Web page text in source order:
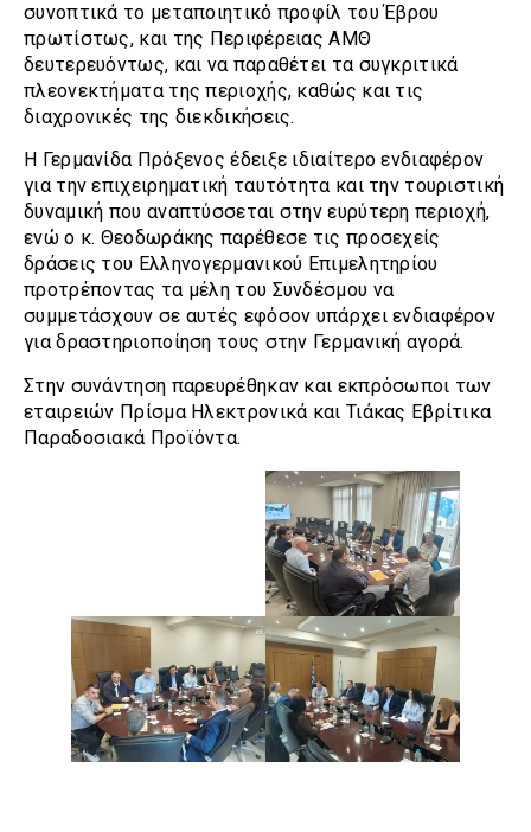
συνοπτικά το μεταποιητικό προφίλ του Έβρου
πρωτίστως, και της Περιφέρειας ΑΜΘ
δευτερευόντως, και να παραθέτει τα συγκριτικά
πλεονεκτήματα της περιοχής, καθώς και τις
διαχρονικές της διεκδικήσεις.
Η Γερμανίδα Πρόξενος έδειξε ιδιαίτερο ενδιαφέρον
για την επιχειρηματική ταυτότητα και την τουριστική
δυναμική που αναπτύσσεται στην ευρύτερη περιοχή,
ενώ ο κ. Θεοδωράκης παρέθεσε τις προσεχείς
δράσεις του Ελληνογερμανικού Επιμελητηρίου
προτρέποντας τα μέλη του Συνδέσμου να
συμμετάσχουν σε αυτές εφόσον υπάρχει ενδιαφέρον
για δραστηριοποίηση τους στην Γερμανική αγορά.
Στην συνάντηση παρευρέθηκαν και εκπρόσωποι των
εταιρειών Πρίσμα Ηλεκτρονικά και Τιάκας Εβρίτικα
Παραδοσιακά Προϊόντα.